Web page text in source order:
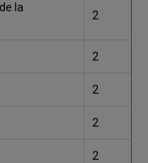
la
2
2
2
2
2